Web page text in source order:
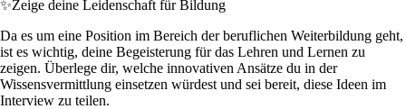
✨Zeige deine Leidenschaft für Bildung
Da es um eine Position im Bereich der beruflichen Weiterbildung geht,
ist es wichtig, deine Begeisterung für das Lehren und Lernen zu
zeigen. Überlege dir, welche innovativen Ansätze du in der
Wissensvermittlung einsetzen würdest und sei bereit, diese Ideen im
Interview zu teilen.